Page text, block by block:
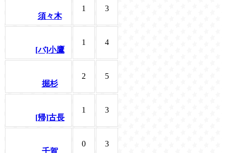
須々木
1 3
[バ]小鷹
1 4
掘杉
2 5
[帰]古長
1 3
千賀
0 3